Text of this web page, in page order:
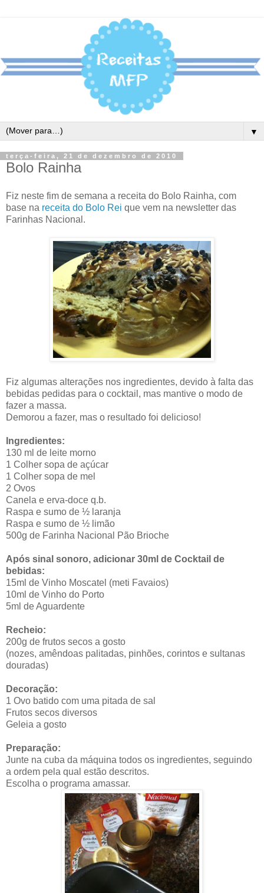
▼
terça-feira, 21 de dezembro de 2010
Bolo Rainha
Fiz neste fim de semana a receita do Bolo Rainha, com
base na receita do Bolo Rei que vem na newsletter das
Farinhas Nacional.
Fiz algumas alterações nos ingredientes, devido à falta das
bebidas pedidas para o cocktail, mas mantive o modo de
fazer a massa.
Demorou a fazer, mas o resultado foi delicioso!
Ingredientes:
130 ml de leite morno
1 Colher sopa de açúcar
1 Colher sopa de mel
2 Ovos
Canela e erva-doce q.b.
Raspa e sumo de ½ laranja
Raspa e sumo de ½ limão
500g de Farinha Nacional Pão Brioche
Após sinal sonoro, adicionar 30ml de Cocktail de
bebidas:
15ml de Vinho Moscatel (meti Favaios)
10ml de Vinho do Porto
5ml de Aguardente
Recheio:
200g de frutos secos a gosto
(nozes, amêndoas palitadas, pinhões, corintos e sultanas
douradas)
Decoração:
1 Ovo batido com uma pitada de sal
Frutos secos diversos
Geleia a gosto
Preparação:
Junte na cuba da máquina todos os ingredientes, seguindo
a ordem pela qual estão descritos.
Escolha o programa amassar.